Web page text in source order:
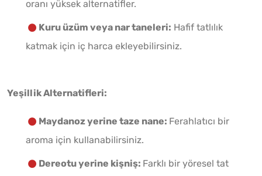
oranı yüksek alternatifler.
Kuru üzüm veya nar taneleri: Hafif tatlılık
katmak için iç harca ekleyebilirsiniz.
Yeşillik Alternatifleri:
Maydanoz yerine taze nane: Ferahlatıcı bir
aroma için kullanabilirsiniz.
Dereotu yerine kişniş: Farklı bir yöresel tat